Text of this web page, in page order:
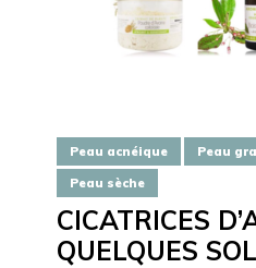
Peau acnéique Peau
Peau sèche
CICATRICES
QUELQUES